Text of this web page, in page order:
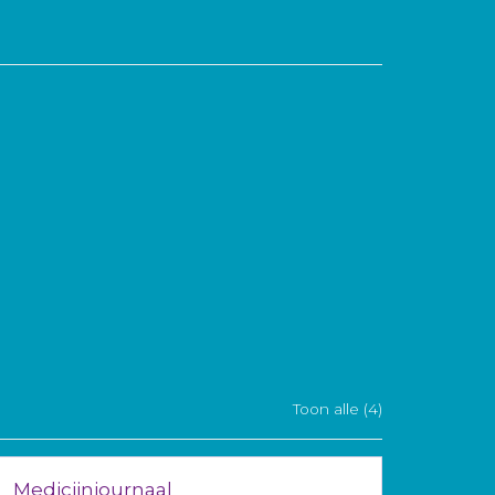
Toon alle (4)
Medicijnjournaal